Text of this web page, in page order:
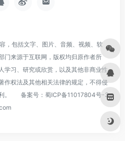
，包括文字、图片、音频、视频、软
门来源于互联网，版权均归原作者所
学习、研究或欣赏，以及其他非商业性
作权法及其他相关法律的规定，不得侵
备案号： 蜀ICP备11017804号-3